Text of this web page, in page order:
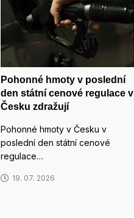
Pohonné hmoty v poslední
den státní cenové regulace v
Česku zdražují
Pohonné hmoty v Česku v
poslední den státní cenové
regulace…
19. 07. 2026